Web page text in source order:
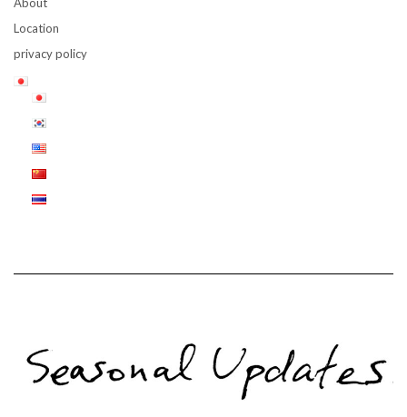
About
Location
privacy policy